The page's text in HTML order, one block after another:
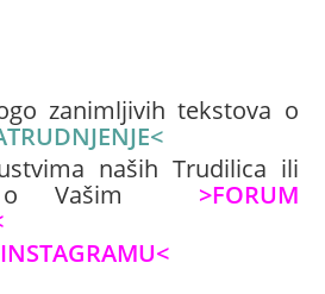
zanimljivih tekstova o
naših Trudilica ili
o Vašim >FORUM